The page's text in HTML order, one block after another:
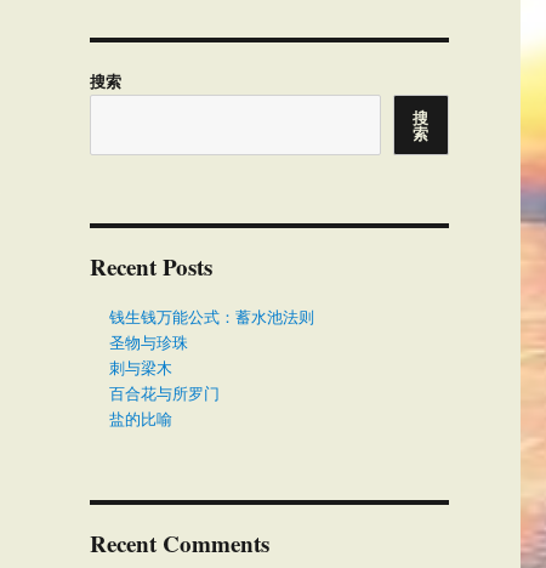
搜索
搜
索
Recent Posts
钱生钱万能公式：蓄水池法则
圣物与珍珠
刺与梁木
百合花与所罗门
盐的比喻
Recent Comments